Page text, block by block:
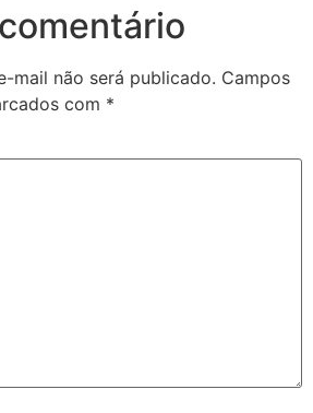
mail não será publicado. Campos
com *